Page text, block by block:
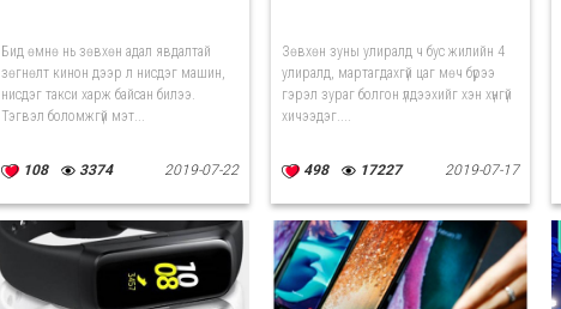
Бид өмнө нь зөвхөн адал явдалтай
зөгнөлт кинон дээр л нисдэг машин,
нисдэг такси харж байсан билээ.
Тэгвэл боломжгүй мэт...
108 3374 2019-07-22
Зөвхөн зуны улиралд ч бус жилийн 4
улиралд, мартагдахгүй цаг мөч бүрээ
гэрэл зураг болгон үлдээхийг хэн хүнгүй
хичээдэг....
498 17227 2019-07-17